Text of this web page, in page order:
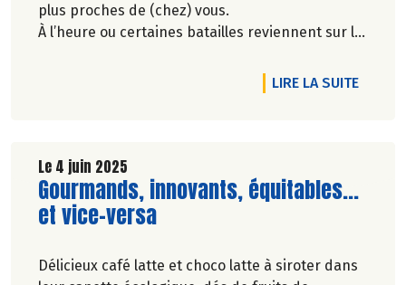
plus proches de (chez) vous.
À l’heure ou certaines batailles reviennent sur le
permettent aujourd’hui de déguster facilement
le meilleur de l’alimentation biologique. Dites OUI
Découvrez notre nouveau film publicitaire qui
revient sur nos engagements de longue date
pour le plaisir de consommer autrement !
LIRE LA SUITEDE
Le 4 juin 2025
Lire la suite de l'article
Gourmands, innovants, équitables...
et vice-versa
Délicieux café latte et choco latte à siroter dans